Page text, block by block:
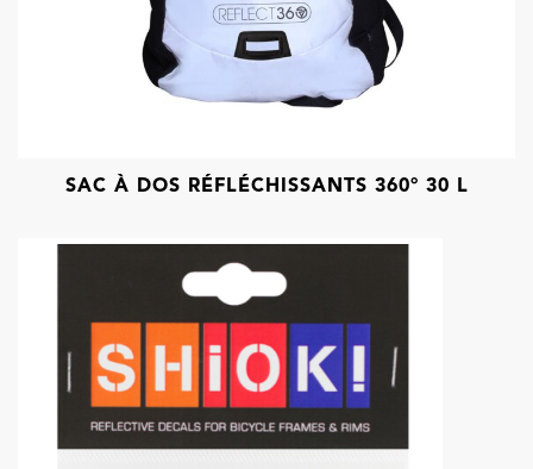
SAC À DOS RÉFLÉCHISSANTS 360° 30 L